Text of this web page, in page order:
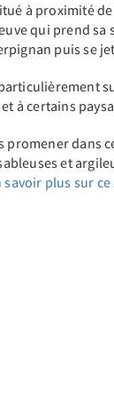
à proximité
qui prend
puis se
à certains
promener dans
et
savoir plus sur ce